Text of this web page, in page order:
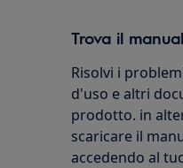
Trova il
Risolvi i
d'uso e altri
prodotto. in
scaricare il
accedendo al